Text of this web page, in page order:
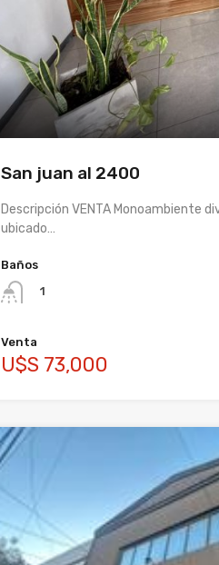
San juan al 2400
Descripción VENTA Monoambiente
ubicado…
Baños
1
Venta
U$S 73,000